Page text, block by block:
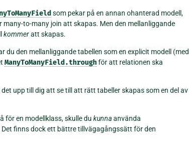
som pekar på en annan ohanterad modell,
to-many join att skapas. Men den mellanliggande
kommeratt skapas.
den mellanliggande tabellen som en explicit modell (med
ManyToManyField.throughför att relationen ska
upp till dig att se till att rätt tabeller skapas som en del av
för en modellklass, skulle du kunnaanvända
finns dock ett bättre tillvägagångssätt för den